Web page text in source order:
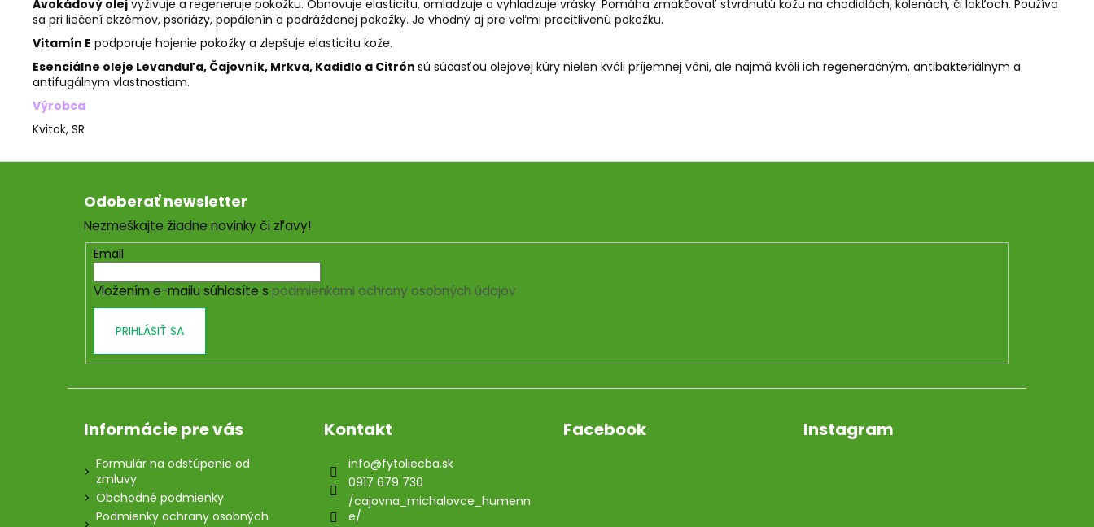
Avokádový olej vyživuje a regeneruje pokožku. Obnovuje elasticitu, omladzuje a vyhladzuje vrásky. Pomáha zmäkčovať stvrdnutú kožu na chodidlách, kolenách, či lakťoch. Používa
sa pri liečení ekzémov, psoriázy, popálenín a podráždenej pokožky. Je vhodný aj pre veľmi precitlivenú pokožku.
Vitamín E podporuje hojenie pokožky a zlepšuje elasticitu kože.
Esenciálne oleje Levanduľa, Čajovník, Mrkva, Kadidlo a Citrón sú súčasťou olejovej kúry nielen kvôli príjemnej vôni, ale najmä kvôli ich regeneračným, antibakteriálnym a
antifugálnym vlastnostiam.
Výrobca
Kvitok, SR
Z
Odoberať newsletter
Nezmeškajte žiadne novinky či zľavy!
Email
Vložením e-mailu súhlasíte s podmienkami ochrany osobných údajov
PRIHLÁSIŤ SA
Informácie pre vás
Formulár na odstúpenie od
zmluvy
Obchodné podmienky
Podmienky ochrany osobných
Kontakt
info@fytoliecba.sk
0917 679 730
/cajovna_michalovce_humenn
e/
Facebook Instagram